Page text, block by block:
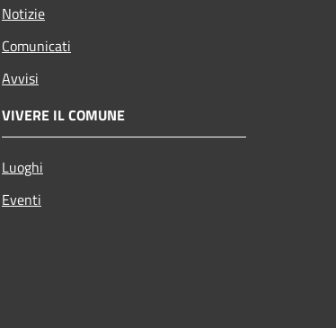
Notizie
Comunicati
Avvisi
VIVERE IL COMUNE
Luoghi
Eventi